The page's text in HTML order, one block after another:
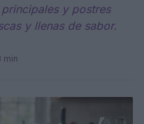
y postres
y llenas de sabor.
min